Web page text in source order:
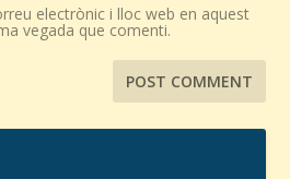
electrònic i lloc web en aquest
vegada que comenti.